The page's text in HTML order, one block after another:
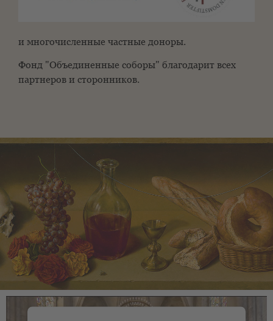
и многочисленные частные доноры.
Фонд "Объединенные соборы" благодарит всех
партнеров и сторонников.